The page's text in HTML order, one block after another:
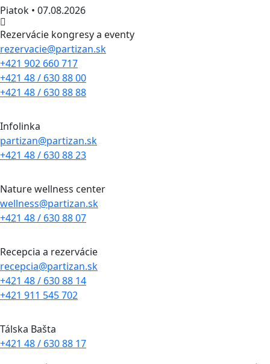
Piatok • 07.08.2026
Rezervácie kongresy a eventy
rezervacie@partizan.sk
+421 902 660 717
+421 48 / 630 88 00
+421 48 / 630 88 88
Infolinka
partizan@partizan.sk
+421 48 / 630 88 23
Nature wellness center
wellness@partizan.sk
+421 48 / 630 88 07
Recepcia a rezervácie
recepcia@partizan.sk
+421 48 / 630 88 14
+421 911 545 702
Tálska Bašta
+421 48 / 630 88 17